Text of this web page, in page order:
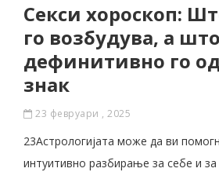
Секси хороскоп:
го возбудува, а што
дефинитивно го
знак
23 февруари , 2025
23Астрологијата може да ви
интуитивно разбирање за себе и